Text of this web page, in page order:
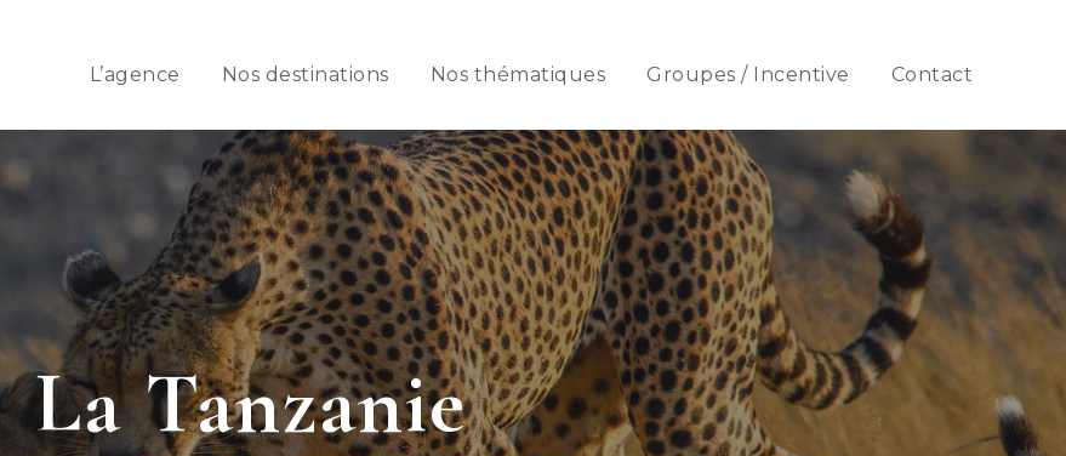
L’agence Nos destinations Nos thématiques Groupes / Incentive Contact
La Tanzanie